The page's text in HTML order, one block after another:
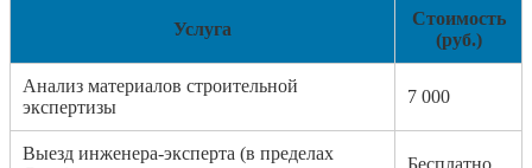
Услуга
Стоимость
(руб.)
Анализ материалов строительной
экспертизы
7 000
Выезд инженера-эксперта (в пределах
Бесплатно